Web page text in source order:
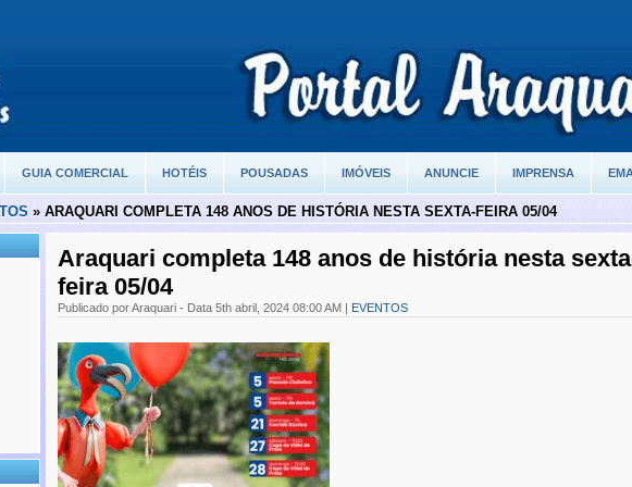
GUIA COMERCIAL HOTÉIS POUSADAS IMÓVEIS ANUNCIE IMPRENSA
» ARAQUARI COMPLETA 148 ANOS DE HISTÓRIA NESTA SEXTA-FEIRA 05/04
Araquari completa 148 anos de história nesta
feira 05/04
Publicado por Araquari - Data 5th abril, 2024 08:00 AM | EVENTOS